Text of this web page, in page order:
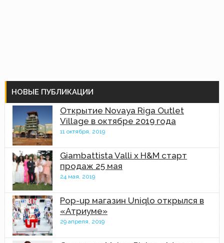
НОВЫЕ ПУБЛИКАЦИИ
Открытие Novaya Riga Outlet
Village в октябре 2019 года
11 октября, 2019
Giambattista Valli x H&M старт
продаж 25 мая
24 мая, 2019
Pop-up магазин Uniqlo открылся в
«Атриуме»
29 апреля, 2019